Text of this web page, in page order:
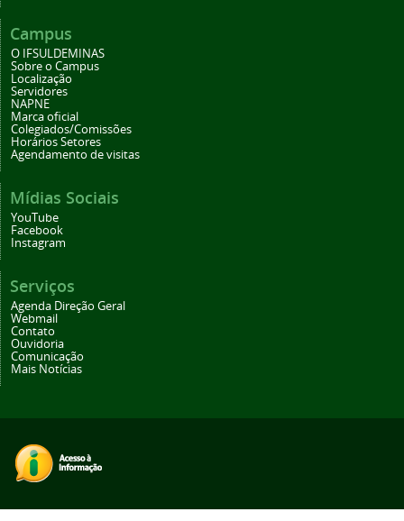
Campus
O IFSULDEMINAS
Sobre o Campus
Localização
Servidores
NAPNE
Marca oficial
Colegiados/Comissões
Horários Setores
Agendamento de visitas
Mídias Sociais
YouTube
Facebook
Instagram
Serviços
Agenda Direção Geral
Webmail
Contato
Ouvidoria
Comunicação
Mais Notícias